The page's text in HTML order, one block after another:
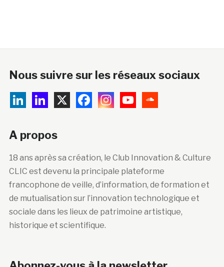
Nous suivre sur les réseaux sociaux
A propos
18 ans après sa création, le Club Innovation & Culture
CLIC est devenu la principale plateforme
francophone de veille, d’information, de formation et
de mutualisation sur l’innovation technologique et
sociale dans les lieux de patrimoine artistique,
historique et scientifique.